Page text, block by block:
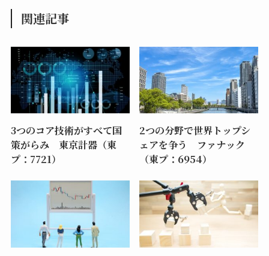
関連記事
3つのコア技術がすべて国
策がらみ 東京計器（東
プ：7721）
2つの分野で世界トップシ
ェアを争う ファナック
（東プ：6954）